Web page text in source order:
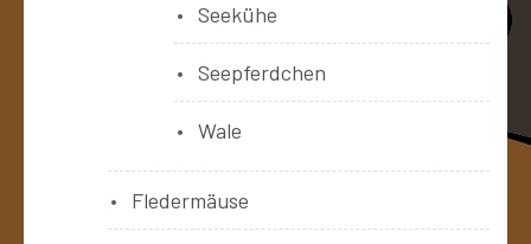
Seekühe
Seepferdchen
Wale
Fledermäuse